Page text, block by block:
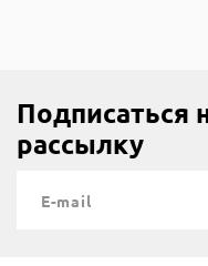
Подписаться
рассылку